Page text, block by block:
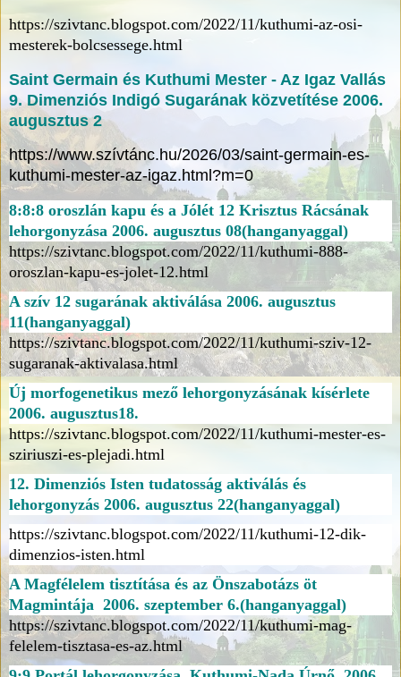
https://szivtanc.blogspot.com/2022/11/kuthumi-az-osi-
mesterek-bolcsessege.html
Saint Germain és Kuthumi Mester - Az Igaz Vallás
9. Dimenziós Indigó Sugarának közvetítése 2006.
augusztus 2
https://www.szívtánc.hu/2026/03/saint-germain-es-
kuthumi-mester-az-igaz.html?m=0
8:8:8 oroszlán kapu és a Jólét 12 Krisztus Rácsának
lehorgonyzása 2006. augusztus 08(hanganyaggal)
https://szivtanc.blogspot.com/2022/11/kuthumi-888-
oroszlan-kapu-es-jolet-12.html
A szív 12 sugarának aktiválása 2006. augusztus
11(hanganyaggal)
https://szivtanc.blogspot.com/2022/11/kuthumi-sziv-12-
sugaranak-aktivalasa.html
Új morfogenetikus mező lehorgonyzásának kísérlete
2006. augusztus18.
https://szivtanc.blogspot.com/2022/11/kuthumi-mester-es-
sziriuszi-es-plejadi.html
12. Dimenziós Isten tudatosság aktiválás és
lehorgonyzás 2006. augusztus 22(hanganyaggal)
https://szivtanc.blogspot.com/2022/11/kuthumi-12-dik-
dimenzios-isten.html
A Magfélelem tisztítása és az Önszabotázs öt
Magmintája 2006. szeptember 6.(hanganyaggal)
https://szivtanc.blogspot.com/2022/11/kuthumi-mag-
felelem-tisztasa-es-az.html